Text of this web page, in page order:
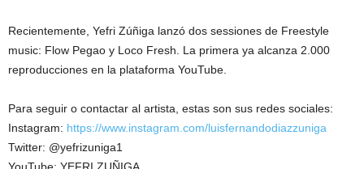
Recientemente, Yefri Zúñiga lanzó dos sessiones de Freestyle
music: Flow Pegao y Loco Fresh. La primera ya alcanza 2.000
reproducciones en la plataforma YouTube.
Para seguir o contactar al artista, estas son sus redes sociales:
Instagram: https://www.instagram.com/luisfernandodiazzuniga
Twitter: @yefrizuniga1
YouTube: YEFRI ZUÑIGA